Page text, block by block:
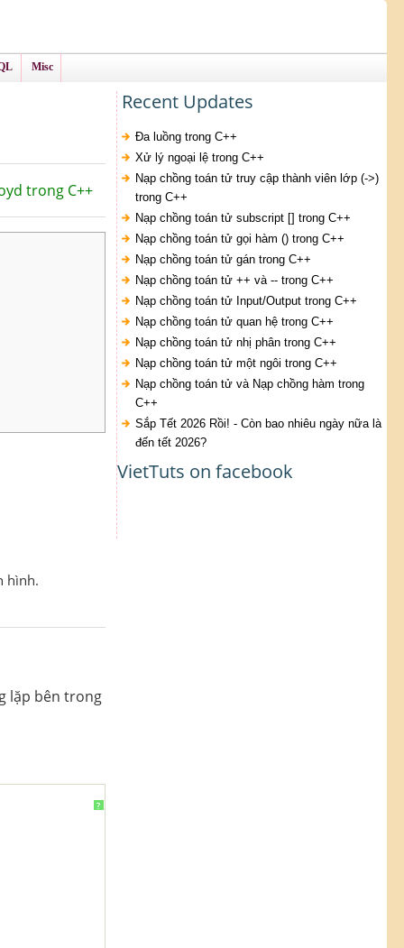
Misc
trong C++
hình.
lặp bên trong
?
Recent Updates
Đa luồng trong C++
Xử lý ngoại lệ trong C++
Nạp chồng toán tử truy cập thành viên lớp (->)
trong C++
Nạp chồng toán tử subscript [] trong C++
Nạp chồng toán tử gọi hàm () trong C++
Nạp chồng toán tử gán trong C++
Nạp chồng toán tử ++ và -- trong C++
Nạp chồng toán tử Input/Output trong C++
Nạp chồng toán tử quan hệ trong C++
Nạp chồng toán tử nhị phân trong C++
Nạp chồng toán tử một ngôi trong C++
Nạp chồng toán tử và Nạp chồng hàm trong
C++
Sắp Tết 2026 Rồi! - Còn bao nhiêu ngày nữa là
đến tết 2026?
VietTuts on facebook